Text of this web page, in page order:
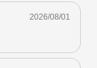
2026/08/01